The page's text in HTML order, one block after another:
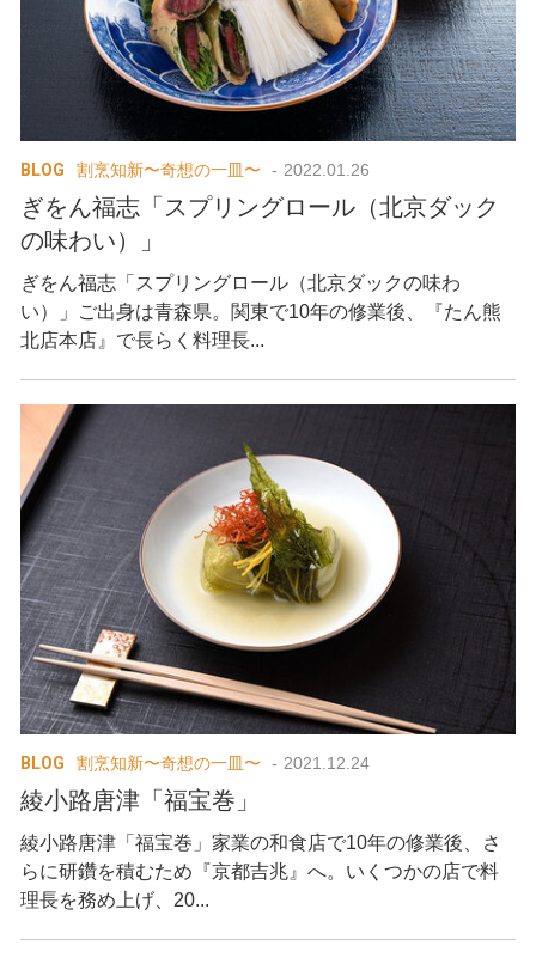
BLOG 割烹知新〜奇想の一皿〜 2022.01.26
ぎをん福志「スプリングロール（北京ダック
の味わい）」
ぎをん福志「スプリングロール（北京ダックの味わ
い）」ご出身は青森県。関東で10年の修業後、『たん熊
北店本店』で長らく料理長...
BLOG 割烹知新〜奇想の一皿〜 2021.12.24
綾小路唐津「福宝巻」
綾小路唐津「福宝巻」家業の和食店で10年の修業後、さ
らに研鑽を積むため『京都吉兆』へ。いくつかの店で料
理長を務め上げ、20...